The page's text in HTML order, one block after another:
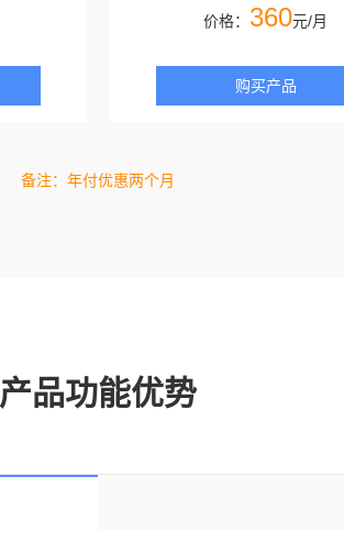
价格： 360元/月
购买产品
备注：年付优惠两个月
产品功能优势